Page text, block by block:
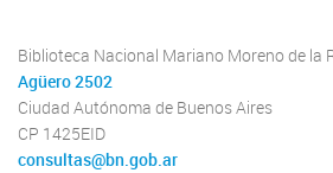
Biblioteca Nacional Mariano Moreno de la
Agüero 2502
Ciudad Autónoma de Buenos Aires
CP 1425EID
consultas@bn.gob.ar